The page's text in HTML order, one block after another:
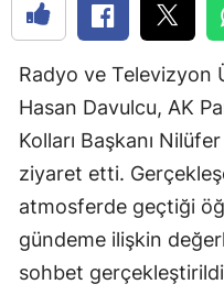
Radyo ve Televizyon
Hasan Davulcu, AK
Kolları Başkanı
ziyaret etti.
atmosferde geçtiği
gündeme ilişkin
sohbet